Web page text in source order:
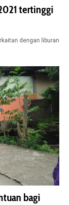
tertinggi
dengan liburan
bagi